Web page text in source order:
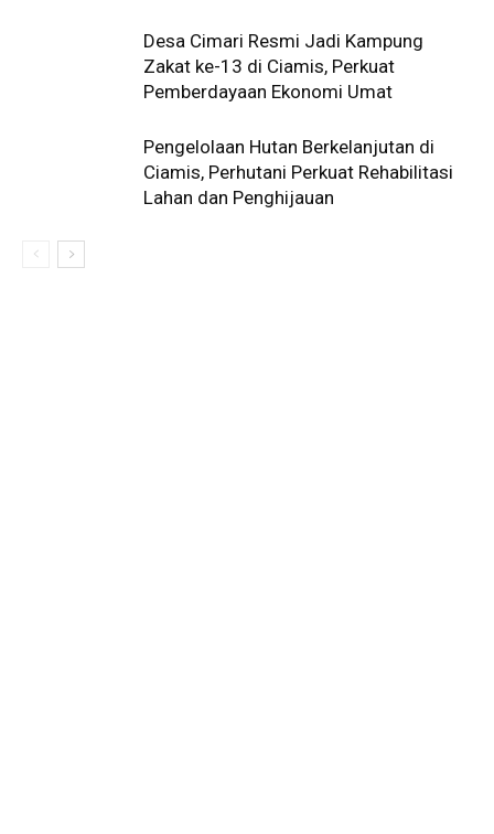
Desa Cimari Resmi Jadi Kampung
Zakat ke-13 di Ciamis, Perkuat
Pemberdayaan Ekonomi Umat
Pengelolaan Hutan Berkelanjutan di
Ciamis, Perhutani Perkuat Rehabilitasi
Lahan dan Penghijauan